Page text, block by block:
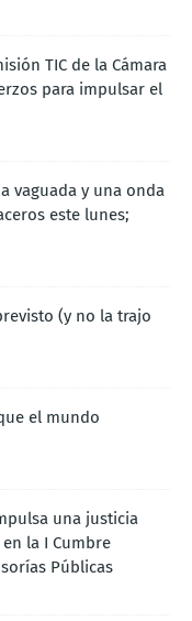
TIC de la Cámara
para impulsar el
vaguada y una onda
este lunes;
(y no la trajo
el mundo
una justicia
la I Cumbre
Públicas